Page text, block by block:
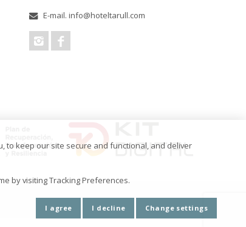
E-mail. info@hoteltarull.com
to keep our site secure and functional, and deliver
by visiting Tracking Preferences.
I agree I decline Change settings